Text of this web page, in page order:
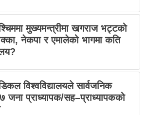
मुख्यमन्त्रीमा खगराज भट्टको
नेकपा र एमालेको भागमा कति
विश्वविद्यालयले सार्वजनिक
जना प्राध्यापक/सह–प्राध्यापकको